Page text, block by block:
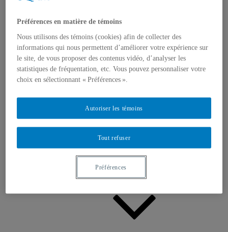
Communiqués
Distinctions
Événements à venir
Archives et bilans
Préférences en matière de témoins
Nous utilisons des témoins (cookies) afin de collecter des
informations qui nous permettent d’améliorer votre expérience sur
le site, de vous proposer des contenus vidéo, d’analyser les
statistiques de fréquentation, etc. Vous pouvez personnaliser votre
choix en sélectionnant « Préférences ».
Tout refuser
Autoriser les témoins
Préférences